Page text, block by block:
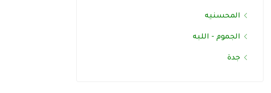
المحسنيه
الجموم - اللبه
جدة